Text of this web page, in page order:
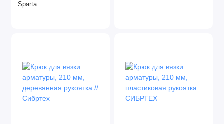
Зубила
Сварочные работы
Ящики, сумки для инструментов
Sparta